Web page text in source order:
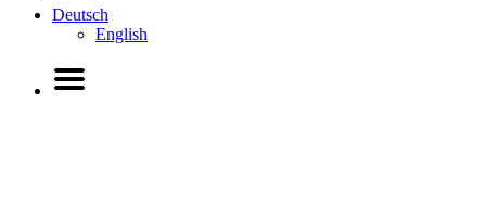
Deutsch
English